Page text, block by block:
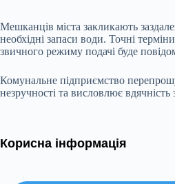
Мешканців міста закликають
необхідні запаси води. Точні
звичного режиму подачі буде
Комунальне підприємство
незручності та висловлює вдячність
Корисна інформація